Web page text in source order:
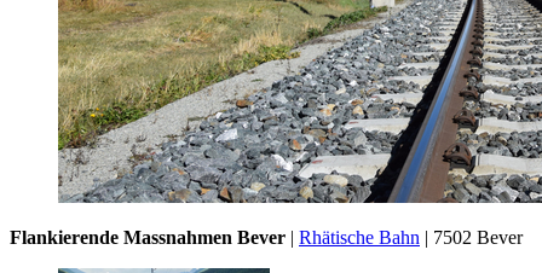
Flankierende Massnahmen Bever | Rhätische Bahn | 7502 Bever